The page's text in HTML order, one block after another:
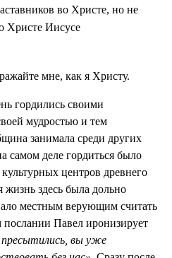
во Христе, но не
Христе Иисусе
мне, как я Христу.
гордились своими
мудростью и тем
занимала среди других
самом деле гордиться было
центров древнего
здесь была дольно
местным верующим считать
послании Павел иронизирует
вы уже